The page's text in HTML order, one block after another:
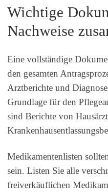
Wichtige
Nachweise
Eine vollständige
den gesamten
Arztberichte und
Grundlage für den
sind Berichte von
Medikamentenlisten
sein. Listen Sie alle
freiverkäuflichen